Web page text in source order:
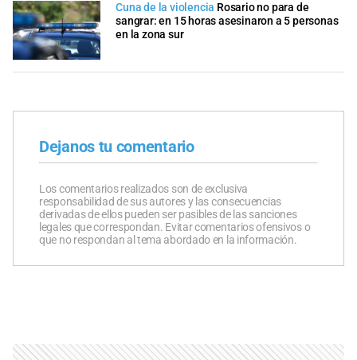
Cuna de la violencia Rosario no para de
sangrar: en 15 horas asesinaron a 5 personas
en la zona sur
Dejanos tu comentario
Los comentarios realizados son de exclusiva
responsabilidad de sus autores y las consecuencias
derivadas de ellos pueden ser pasibles de las sanciones
legales que correspondan. Evitar comentarios ofensivos o
que no respondan al tema abordado en la información.